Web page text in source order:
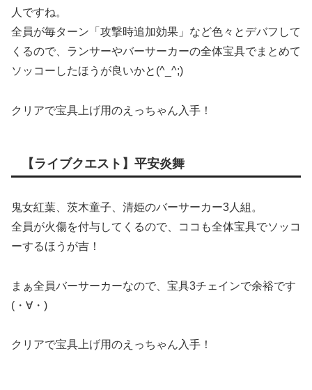
人ですね。
全員が毎ターン「攻撃時追加効果」など色々とデバフして
くるので、ランサーやバーサーカーの全体宝具でまとめて
ソッコーしたほうが良いかと(^_^;)
クリアで宝具上げ用のえっちゃん入手！
【ライブクエスト】平安炎舞
鬼女紅葉、茨木童子、清姫のバーサーカー3人組。
全員が火傷を付与してくるので、ココも全体宝具でソッコ
ーするほうが吉！
まぁ全員バーサーカーなので、宝具3チェインで余裕です
(・∀・)
クリアで宝具上げ用のえっちゃん入手！